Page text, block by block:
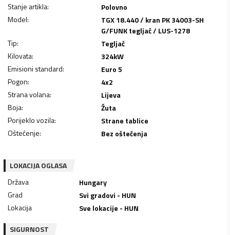
Stanje artikla:
Polovno
Model:
TGX 18.440 / kran PK 34003-SH
G/FUNK tegljač / LUS-1278
Tip:
Tegljač
Kilovata: 324kW
Emisioni standard:
Euro 5
Pogon:
4x2
Strana volana:
Lijeva
Boja:
Žuta
Porijeklo vozila:
Strane tablice
Oštećenje: Bez oštećenja
LOKACIJA OGLASA
Država
Hungary
Grad
Svi gradovi - HUN
Lokacija
Sve lokacije - HUN
SIGURNOST